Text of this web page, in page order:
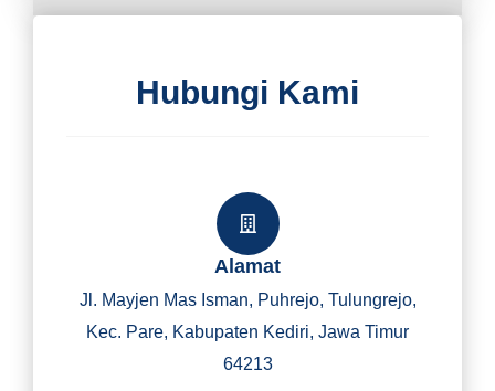
Hubungi Kami
Alamat
Jl. Mayjen Mas Isman, Puhrejo, Tulungrejo,
Kec. Pare, Kabupaten Kediri, Jawa Timur
64213